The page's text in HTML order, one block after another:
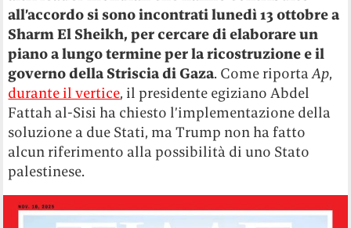
all’accordo si sono incontrati lunedì 13 ottobre a
Sharm El Sheikh, per cercare di elaborare un
piano a lungo termine per la ricostruzione e il
governo della Striscia di Gaza. Come riportaAp,
durante il vertice, il presidente egiziano Abdel
Fattah al-Sisi ha chiesto l’implementazione della
soluzione a due Stati, ma Trump non ha fatto
alcun riferimento alla possibilità di uno Stato
palestinese.